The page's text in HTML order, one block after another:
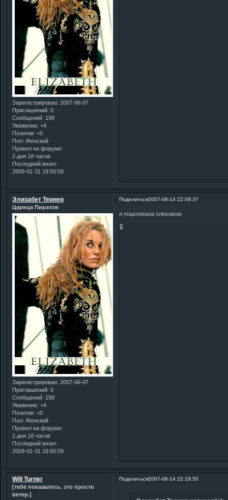
Зарегистрирован: 2007-06-07
Приглашений: 0
Сообщений: 158
Уважение: +4
Позитив: +0
Пол: Женский
Провел на форуме:
2 дня 18 часов
Последний визит:
2009-01-31 19:50:59
Поделиться2007-06-14 22:09:37
Элизабет Тернер
Царица Пиратов
Зарегистрирован: 2007-06-07
Приглашений: 0
Сообщений: 158
Уважение: +4
Позитив: +0
Пол: Женский
Провел на форуме:
2 дня 18 часов
Последний визит:
2009-01-31 19:50:59
я поцеловала плюсиком
0
Поделиться2007-06-14 22:19:50
Will Turner
[тебе показалось. это просто
ветер.]